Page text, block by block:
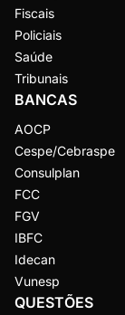
Fiscais
Policiais
Saúde
Tribunais
BANCAS
AOCP
Cespe/Cebraspe
Consulplan
FCC
FGV
IBFC
Idecan
Vunesp
QUESTÕES